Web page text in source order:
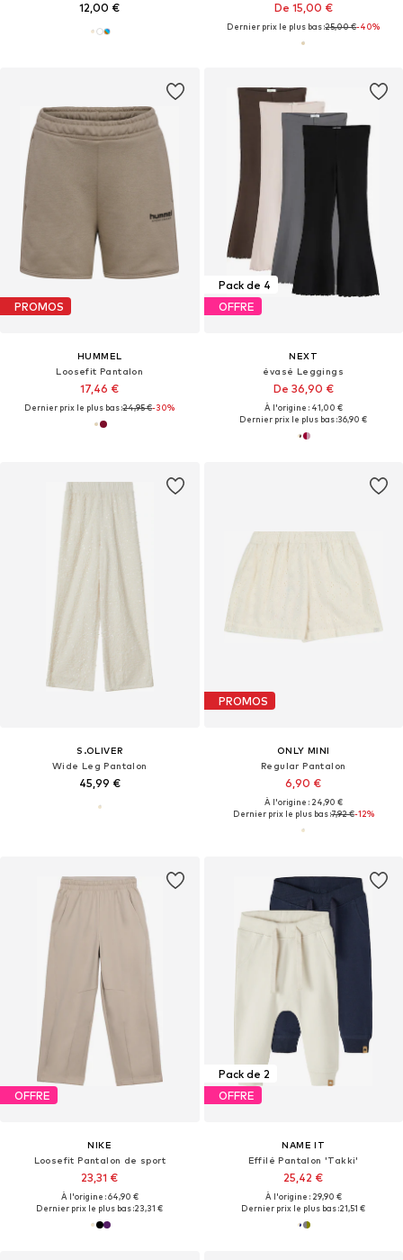
12,00 € De 15,00 €
Dernier prix le plus bas :25,00 €-40%
PROMOS
HUMMEL
Loosefit Pantalon
17,46 €
Dernier prix le plus bas :24,95 €-30%
Pack de 4
OFFRE
NEXT
évasé Leggings
De 36,90 €
À l'origine : 41,00 €
Dernier prix le plus bas :36,90 €
S.OLIVER
Wide Leg Pantalon
45,99 €
PROMOS
ONLY MINI
Regular Pantalon
6,90 €
À l'origine : 24,90 €
Dernier prix le plus bas :7,92 €-12%
OFFRE
NIKE
Loosefit Pantalon de sport
23,31 €
À l'origine : 64,90 €
Dernier prix le plus bas :23,31 €
Pack de 2
OFFRE
NAME IT
Effilé Pantalon 'Takki'
25,42 €
À l'origine : 29,90 €
Dernier prix le plus bas :21,51 €